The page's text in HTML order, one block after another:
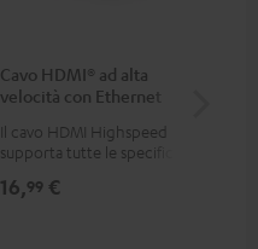
Cavo HDMI® ad alta
velocità con Ethernet
Il cavo HDMI Highspeed
supporta tutte le specifiche
16,99 €